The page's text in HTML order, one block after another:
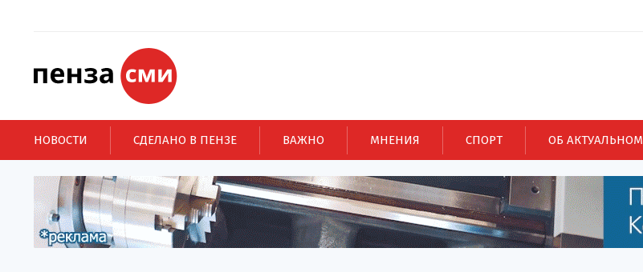
НОВОСТИ СДЕЛАНО В ПЕНЗЕ ВАЖНО МНЕНИЯ СПОРТ ОБ АКТУАЛЬНОМ